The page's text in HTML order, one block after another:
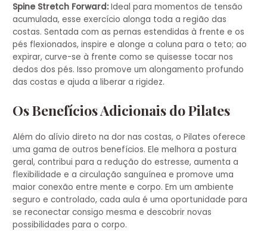
Spine Stretch Forward: Ideal para momentos de tensão
acumulada, esse exercício alonga toda a região das
costas. Sentada com as pernas estendidas à frente e os
pés flexionados, inspire e alonge a coluna para o teto; ao
expirar, curve-se à frente como se quisesse tocar nos
dedos dos pés. Isso promove um alongamento profundo
das costas e ajuda a liberar a rigidez.
Os Benefícios Adicionais do Pilates
Além do alívio direto na dor nas costas, o Pilates oferece
uma gama de outros benefícios. Ele melhora a postura
geral, contribui para a redução do estresse, aumenta a
flexibilidade e a circulação sanguínea e promove uma
maior conexão entre mente e corpo. Em um ambiente
seguro e controlado, cada aula é uma oportunidade para
se reconectar consigo mesma e descobrir novas
possibilidades para o corpo.